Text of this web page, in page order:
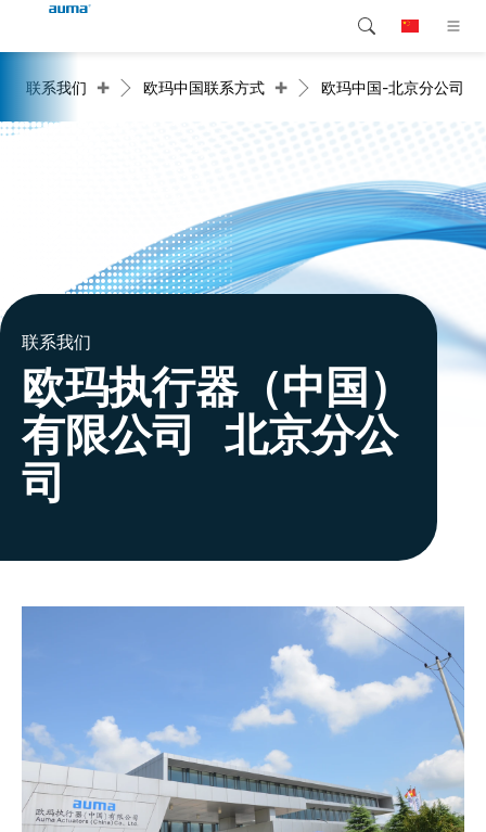
产品介绍
服务支持
联系我们
Global
北美
搜索
联系我们 + 欧玛中国联系方式 + 欧玛中国-北京分公司
联系我们
欧玛执行器（中国）
有限公司 北京分公
司